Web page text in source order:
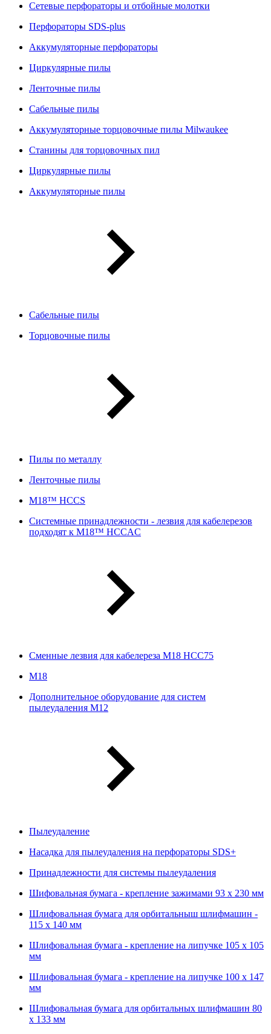
Сетевые перфораторы и отбойные молотки
Перфораторы SDS-plus
Аккумуляторные перфораторы
Циркулярные пилы
Ленточные пилы
Сабельные пилы
Аккумуляторные торцовочные пилы Milwaukee
Станины для торцовочных пил
Циркулярные пилы
Аккумуляторные пилы
Сабельные пилы
Торцовочные пилы
Пилы по металлу
Ленточные пилы
M18™ HCCS
Системные принадлежности - лезвия для кабелерезов
подходят к M18™ HCCAC
Сменные лезвия для кабелереза M18 HCC75
М18
Дополнительное оборудование для систем
пылеудаления М12
Пылеудаление
Насадка для пылеудаления на перфораторы SDS+
Принадлежности для системы пылеудаления
Шифовальная бумага - крепление зажимами 93 х 230 мм
Шлифовальная бумага для орбитальныш шлифмашин -
115 х 140 мм
Шлифовальная бумага - крепление на липучке 105 х 105
мм
Шлифовальная бумага - крепление на липучке 100 х 147
мм
Шлифовальная бумага для орбитальных шлифмашин 80
х 133 мм